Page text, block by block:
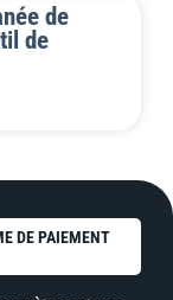
de
de
DE PAIEMENT